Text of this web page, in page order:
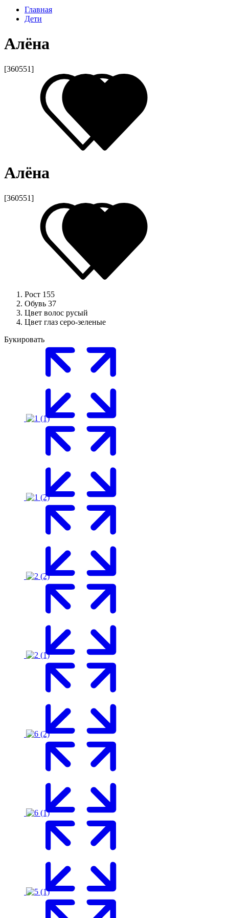
Главная
Дети
Алёна
[360551]
Алёна
[360551]
Рост 155
Обувь 37
Цвет волос русый
Цвет глаз серо-зеленые
Букировать